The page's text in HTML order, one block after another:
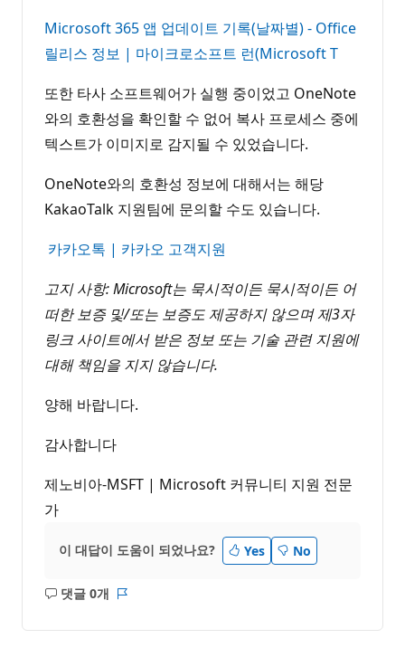
Microsoft 365 앱 업데이트 기록(날짜별) - Office
릴리스 정보 | 마이크로소프트 런(Microsoft T
또한 타사 소프트웨어가 실행 중이었고 OneNote
와의 호환성을 확인할 수 없어 복사 프로세스 중에
텍스트가 이미지로 감지될 수 있었습니다.
OneNote와의 호환성 정보에 대해서는 해당
KakaoTalk 지원팀에 문의할 수도 있습니다.
카카오톡 | 카카오 고객지원
고지 사항: Microsoft는 묵시적이든 묵시적이든 어
떠한 보증 및/또는 보증도 제공하지 않으며 제3자
링크 사이트에서 받은 정보 또는 기술 관련 지원에
대해 책임을 지지 않습니다.
양해 바랍니다.
감사합니다
제노비아-MSFT | Microsoft 커뮤니티 지원 전문
가
이 대답이 도움이 되었나요? Yes No
댓글 0개
설